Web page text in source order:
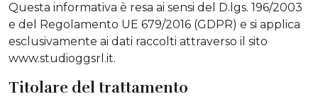
Questa informativa è resa ai sensi del D.lgs. 196/2003
e del Regolamento UE 679/2016 (GDPR) e si applica
esclusivamente ai dati raccolti attraverso il sito
www.studioggsrl.it.
Titolare del trattamento